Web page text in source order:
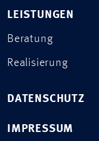
LEISTUNGEN
Beratung
Realisierung
DATENSCHUTZ
IMPRESSUM